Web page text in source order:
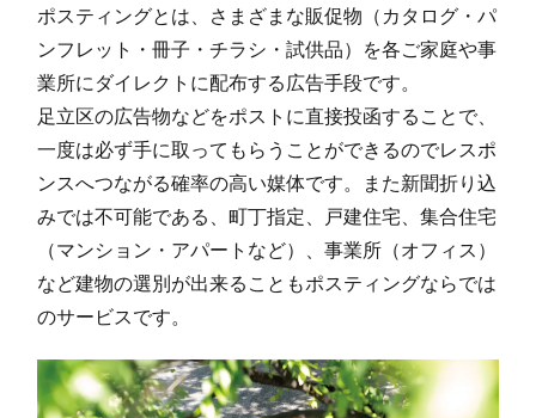
西浦(3) 38 346 108
西浦(4) 23 439 136
西浦(5) 22 495 37
西浦(6) 32 344 175
蔵之内 56 356 110
尺度 56 128 2
東阪田 41 749 207
駒ケ谷 111 326
ポスティングとは、さまざまな販促物（カタログ・パ
ンフレット・冊子・チラシ・試供品）を各ご家庭や事
業所にダイレクトに配布する広告手段です。
足立区の広告物などをポストに直接投函することで、
一度は必ず手に取ってもらうことができるのでレスポ
ンスへつながる確率の高い媒体です。また新聞折り込
みでは不可能である、町丁指定、戸建住宅、集合住宅
（マンション・アパートなど）、事業所（オフィス）
など建物の選別が出来ることもポスティングならでは
のサービスです。